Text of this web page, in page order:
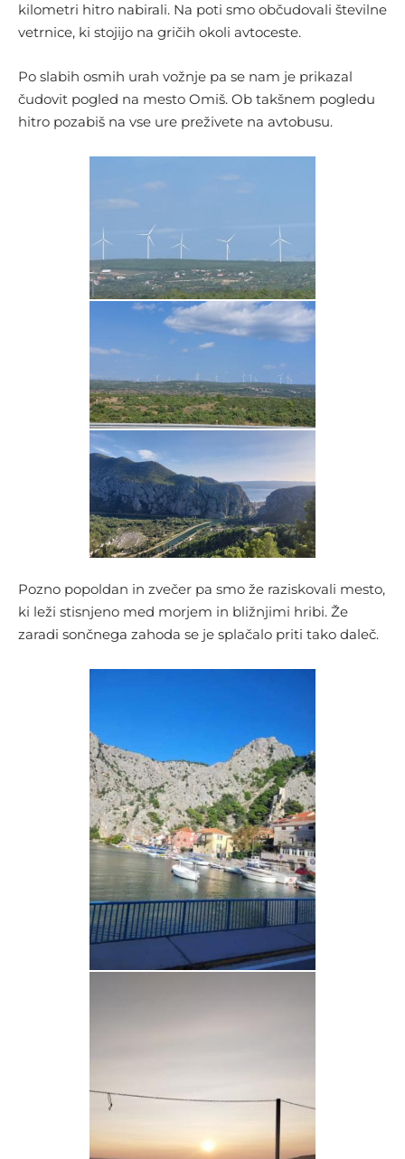
kilometri hitro nabirali. Na poti smo občudovali številne
vetrnice, ki stojijo na gričih okoli avtoceste.
Po slabih osmih urah vožnje pa se nam je prikazal
čudovit pogled na mesto Omiš. Ob takšnem pogledu
hitro pozabiš na vse ure preživete na avtobusu.
Pozno popoldan in zvečer pa smo že raziskovali mesto,
ki leži stisnjeno med morjem in bližnjimi hribi. Že
zaradi sončnega zahoda se je splačalo priti tako daleč.